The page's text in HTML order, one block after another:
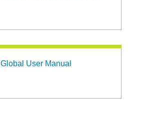
Global User Manual